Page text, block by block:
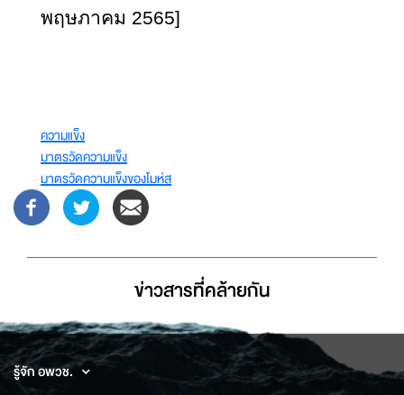
พฤษภาคม 2565]
ความแข็ง
มาตรวัดความแข็ง
มาตรวัดความแข็งของโมห์ส
ข่าวสารที่่คล้ายกัน
รู้จัก อพวช.